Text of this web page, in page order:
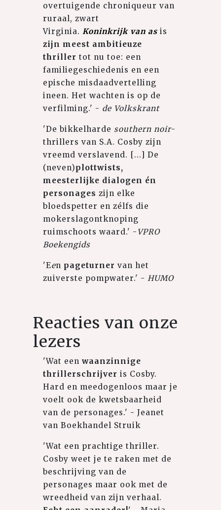
overtuigende chroniqueur van
ruraal, zwart
Virginia. Koninkrijk van as is
zijn meest ambitieuze
thriller tot nu toe: een
familiegeschiedenis en een
epische misdaadvertelling
ineen. Het wachten is op de
verfilming.' - de Volkskrant
'De bikkelharde southern noir-
thrillers van S.A. Cosby zijn
vreemd verslavend. [...] De
(neven)plottwists,
meesterlijke dialogen én
personages zijn elke
bloedspetter en zélfs die
mokerslagontknoping
ruimschoots waard.' - VPRO
Boekengids
'Een pageturnervan het
zuiverste pompwater.' - HUMO
Reacties van onze
lezers
'Wat eenwaanzinnige
thrillerschrijver is Cosby.
Hard en meedogenloos maar je
voelt ook de kwetsbaarheid
van de personages.' - Jeanet
van Boekhandel Struik
'Wat een prachtige thriller.
Cosby weet je te raken met de
beschrijving van de
personages maar ook met de
wreedheid van zijn verhaal.